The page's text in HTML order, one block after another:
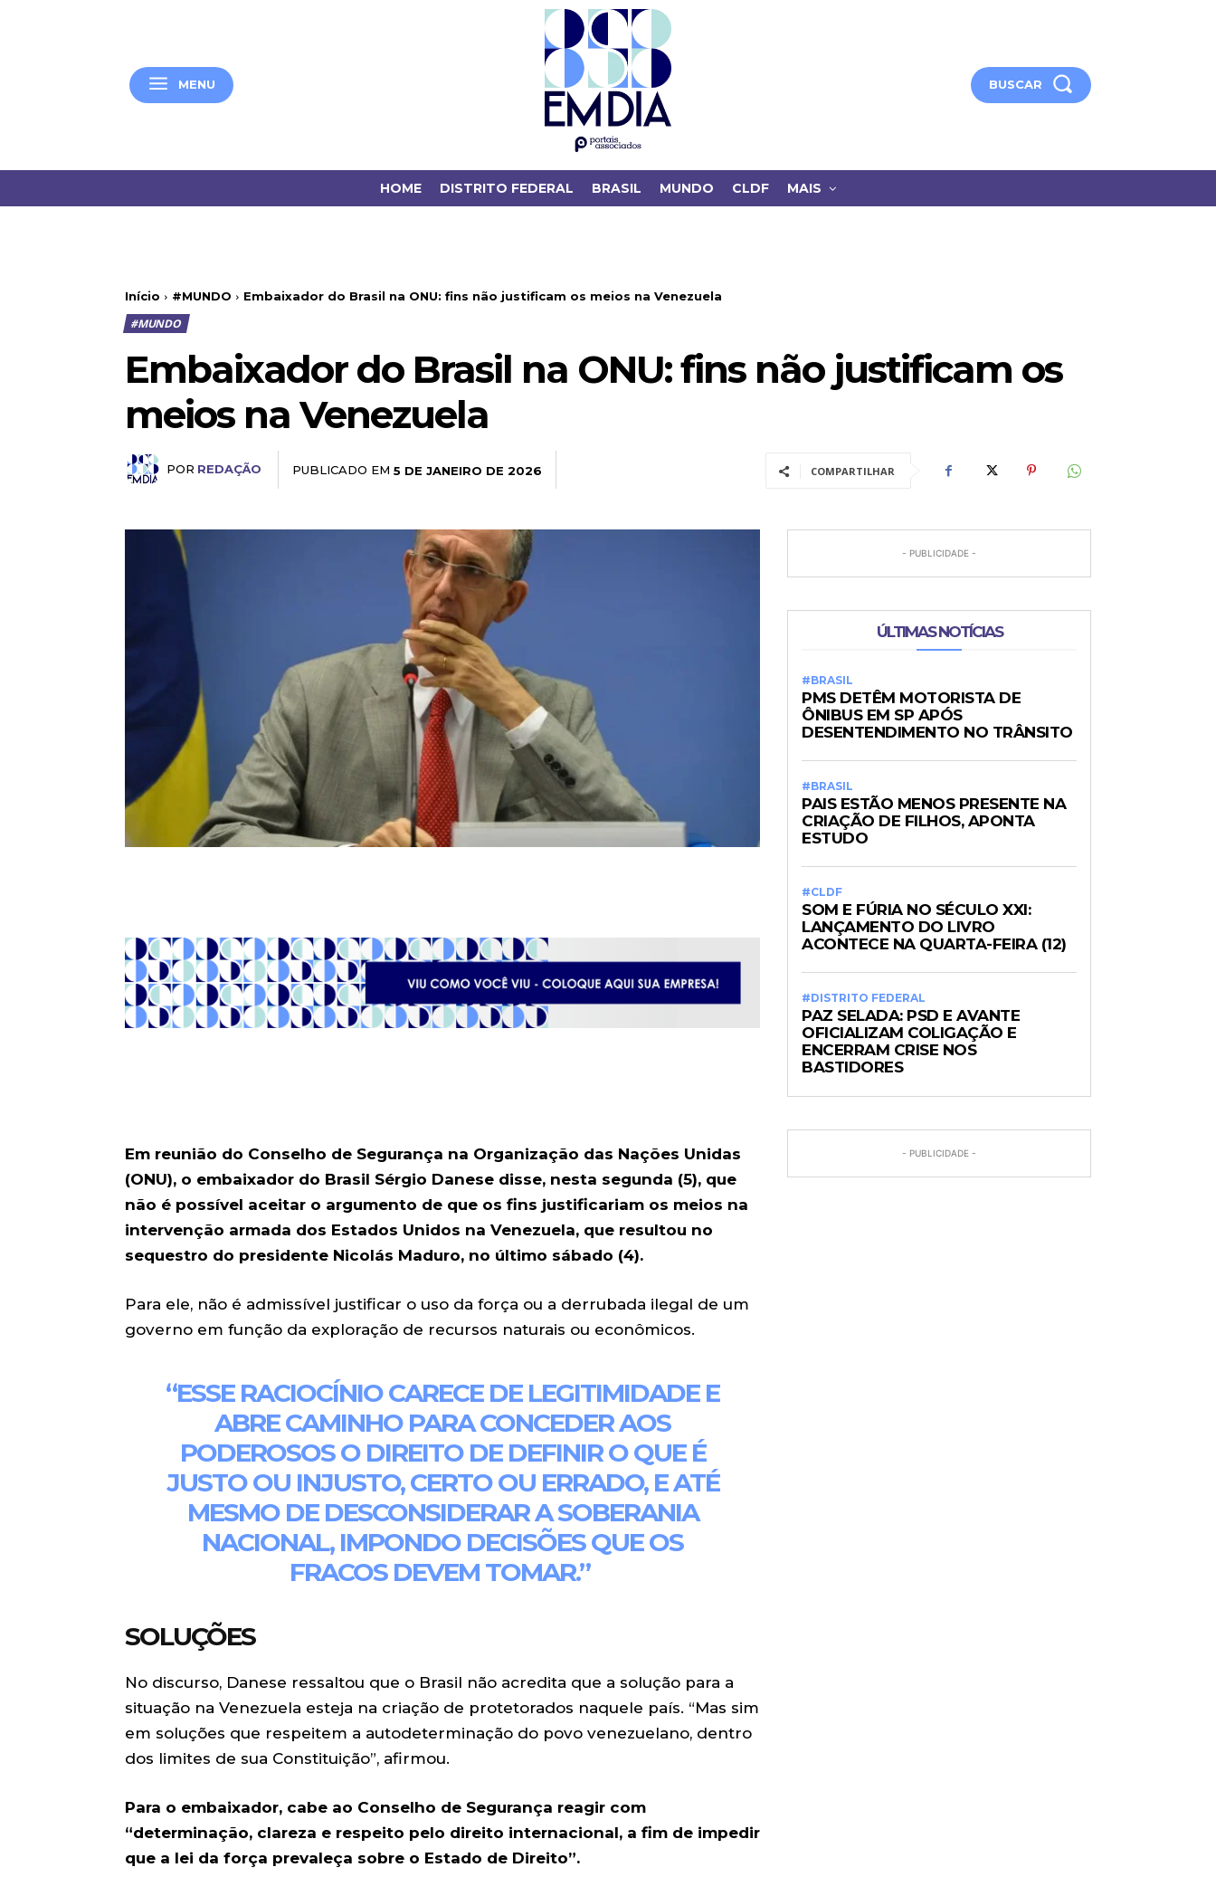
MENU BUSCAR
HOME DISTRITO FEDERAL BRASIL MUNDO CLDF MAIS
Início #MUNDO Embaixador do Brasil na ONU: fins não justificam os meios na Venezuela
#MUNDO
Embaixador do Brasil na ONU: fins não justificam os
meios na Venezuela
POR REDAÇÃO PUBLICADO EM 5 DE JANEIRO DE 2026 COMPARTILHAR
Em reunião do Conselho de Segurança na Organização das Nações Unidas
(ONU), o embaixador do Brasil Sérgio Danese disse, nesta segunda (5), que
não é possível aceitar o argumento de que os fins justificariam os meios na
intervenção armada dos Estados Unidos na Venezuela, que resultou no
sequestro do presidente Nicolás Maduro, no último sábado (4).
Para ele, não é admissível justificar o uso da força ou a derrubada ilegal de um
governo em função da exploração de recursos naturais ou econômicos.
“ESSE RACIOCÍNIO CARECE DE LEGITIMIDADE E
ABRE CAMINHO PARA CONCEDER AOS
PODEROSOS O DIREITO DE DEFINIR O QUE É
JUSTO OU INJUSTO, CERTO OU ERRADO, E ATÉ
MESMO DE DESCONSIDERAR A SOBERANIA
NACIONAL, IMPONDO DECISÕES QUE OS
FRACOS DEVEM TOMAR.”
SOLUÇÕES
No discurso, Danese ressaltou que o Brasil não acredita que a solução para a
situação na Venezuela esteja na criação de protetorados naquele país. “Mas sim
em soluções que respeitem a autodeterminação do povo venezuelano, dentro
dos limites de sua Constituição”, afirmou.
Para o embaixador, cabe ao Conselho de Segurança reagir com
“determinação, clareza e respeito pelo direito internacional, a fim de impedir
que a lei da força prevaleça sobre o Estado de Direito”.
- PUBLICIDADE -
ÚLTIMAS NOTÍCIAS
#BRASIL
PMS DETÊM MOTORISTA DE
ÔNIBUS EM SP APÓS
DESENTENDIMENTO NO TRÂNSITO
#BRASIL
PAIS ESTÃO MENOS PRESENTE NA
CRIAÇÃO DE FILHOS, APONTA
ESTUDO
#CLDF
SOM E FÚRIA NO SÉCULO XXI:
LANÇAMENTO DO LIVRO
ACONTECE NA QUARTA-FEIRA (12)
#DISTRITO FEDERAL
PAZ SELADA: PSD E AVANTE
OFICIALIZAM COLIGAÇÃO E
ENCERRAM CRISE NOS
BASTIDORES
- PUBLICIDADE -